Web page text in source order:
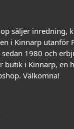
säljer inredning,
i Kinnarp utanför
1980 och
butik i Kinnarp, en
Välkomna!